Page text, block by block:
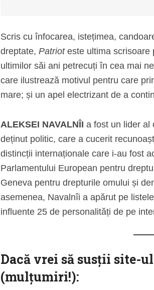
Scris cu înfocarea, istețimea,
dreptate, Patriot este ultima scrisoare
ultimilor săi ani petrecuți în cea mai
care ilustrează motivul pentru care
mare; și un apel electrizant de a
ALEKSEI NAVALNÎI a fost un lider al
deținut politic, care a cucerit
distincții internaționale care i-au fost
Parlamentului European pentru
Geneva pentru drepturile omului și
asemenea, Navalnîi a apărut pe
influente 25 de personalități de pe
Dacă vrei să susţii site-
(mulţumiri!):